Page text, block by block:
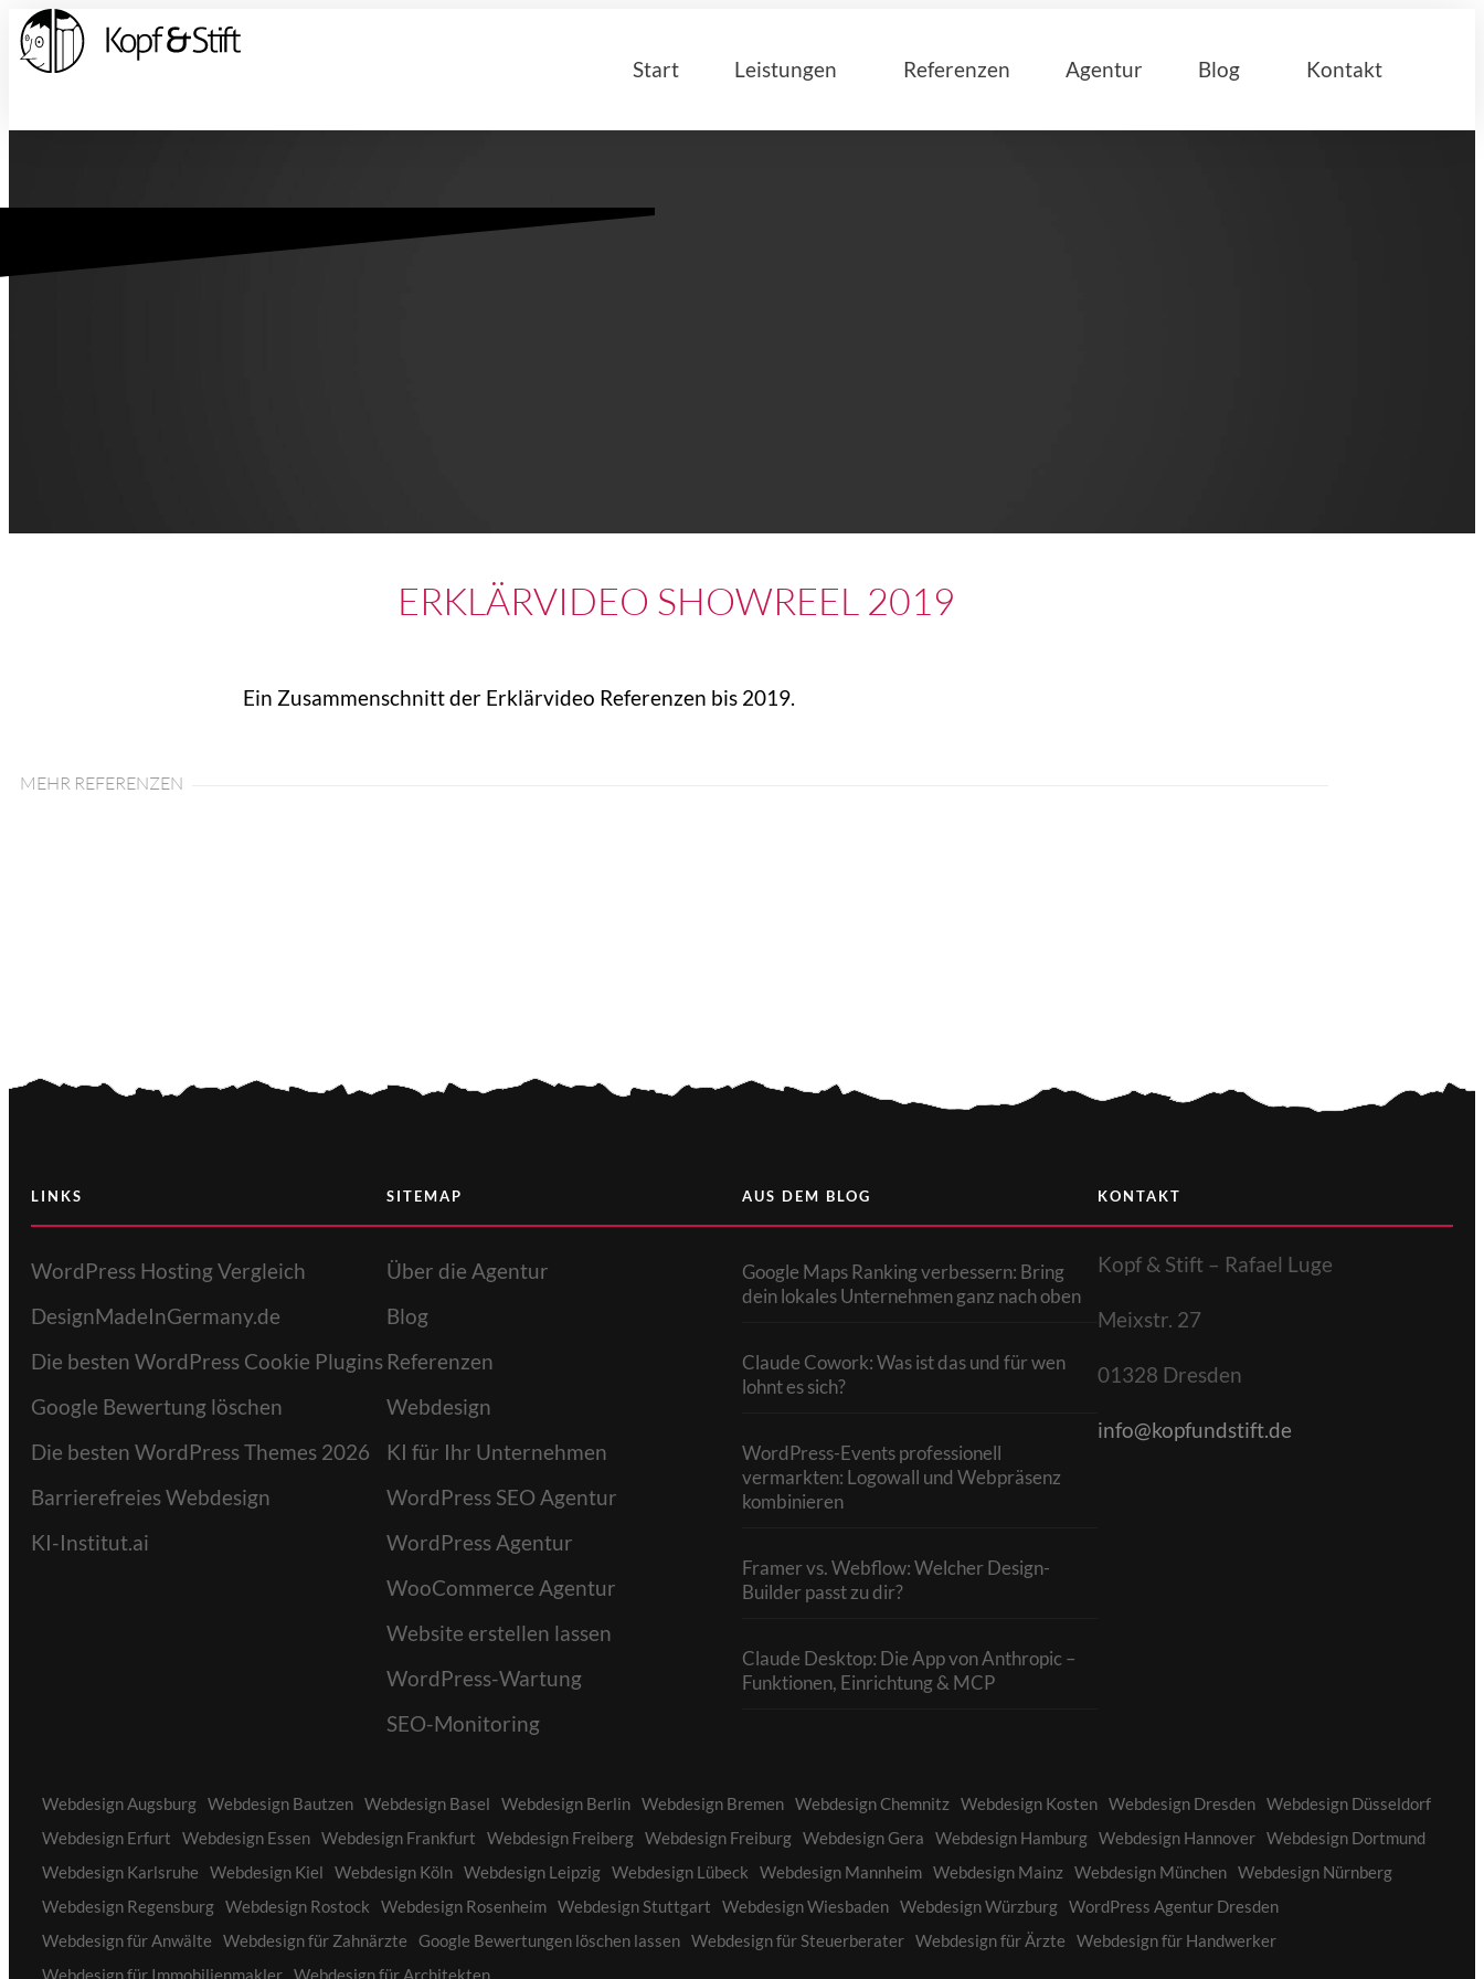
Start Leistungen Referenzen Agentur Blog Kontakt
ERKLÄRVIDEO SHOWREEL 2019
Ein Zusammenschnitt der Erklärvideo Referenzen bis 2019.
MEHR REFERENZEN
LINKS
WordPress Hosting Vergleich
DesignMadeInGermany.de
Die besten WordPress Cookie Plugins
Google Bewertung löschen
Die besten WordPress Themes 2026
Barrierefreies Webdesign
KI-Institut.ai
SITEMAP
Über die Agentur
Blog
Referenzen
Webdesign
KI für Ihr Unternehmen
WordPress SEO Agentur
WordPress Agentur
WooCommerce Agentur
Website erstellen lassen
WordPress-Wartung
SEO-Monitoring
AUS DEM BLOG
Google Maps Ranking verbessern: Bring
dein lokales Unternehmen ganz nach oben
Claude Cowork: Was ist das und für wen
lohnt es sich?
WordPress-Events professionell
vermarkten: Logowall und Webpräsenz
kombinieren
Framer vs. Webflow: Welcher Design-
Builder passt zu dir?
Claude Desktop: Die App von Anthropic –
Funktionen, Einrichtung & MCP
KONTAKT
Kopf & Stift – Rafael Luge
Meixstr. 27
01328 Dresden
info@kopfundstift.de
Webdesign Augsburg Webdesign Bautzen Webdesign Basel Webdesign Berlin Webdesign Bremen Webdesign Chemnitz Webdesign Kosten Webdesign Dresden Webdesign Düsseldorf
Webdesign Erfurt
Webdesign Essen Webdesign Frankfurt Webdesign Freiberg Webdesign Freiburg Webdesign Gera Webdesign Hamburg Webdesign Hannover Webdesign Dortmund
Webdesign Karlsruhe
Webdesign Kiel Webdesign Köln Webdesign Leipzig Webdesign Lübeck Webdesign Mannheim Webdesign Mainz Webdesign München Webdesign Nürnberg
Webdesign Regensburg Webdesign Rostock Webdesign Rosenheim Webdesign Stuttgart Webdesign Wiesbaden Webdesign Würzburg WordPress Agentur Dresden
Webdesign für Anwälte
Webdesign für Zahnärzte Google Bewertungen löschen lassen Webdesign für Steuerberater Webdesign für Ärzte
Webdesign für Handwerker
Webdesign für Immobilienmakler Webdesign für Architekten